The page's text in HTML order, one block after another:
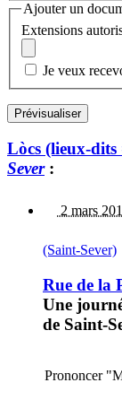
Ajouter un
Extensions
Je veux
Lòcs (lieux-dits
Sever:
2 mars
(Saint-Sever)
Rue de la
Une
de Saint-
Prononcer